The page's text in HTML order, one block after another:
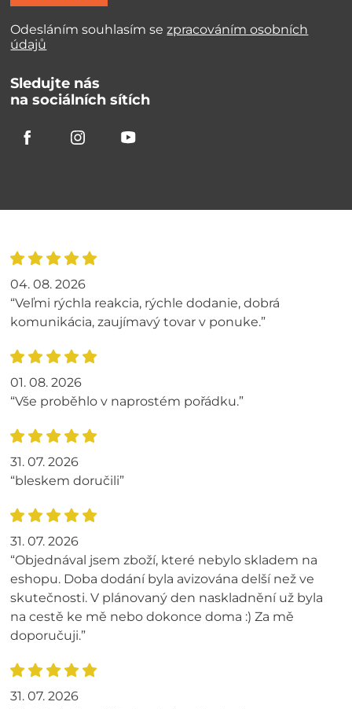
Odesláním souhlasím sezpracováním osobních
údajů
Sledujte nás
na sociálních sítích
04. 08. 2026
“Veľmi rýchla reakcia, rýchle dodanie, dobrá
komunikácia, zaujímavý tovar v ponuke.”
01. 08. 2026
“Vše proběhlo v naprostém pořádku.”
31. 07. 2026
“bleskem doručili”
31. 07. 2026
“Objednával jsem zboží, které nebylo skladem na
eshopu. Doba dodání byla avizována delší než ve
skutečnosti. V plánovaný den naskladnění už byla
na cestě ke mě nebo dokonce doma :) Za mě
doporučuji.”
31. 07. 2026